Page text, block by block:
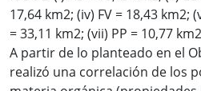
17,64 km2; (iv) FV = 18,43 km2;
= 33,11 km2; (vii) PP = 10,77
A partir de lo planteado en el
realizó una correlación de los